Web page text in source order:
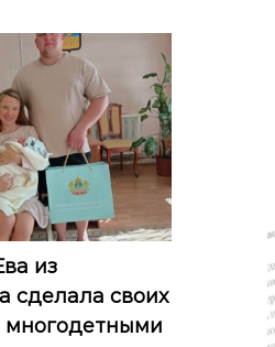
й
о
л
а
с
т
и
.
Н
о
в
о
с
т
и
из
сделала своих
многодетными